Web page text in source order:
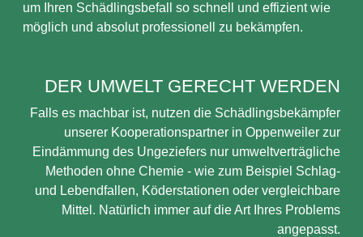
um Ihren Schädlingsbefall so schnell und effizient wie
möglich und absolut professionell zu bekämpfen.
DER UMWELT GERECHT WERDEN
Falls es machbar ist, nutzen die Schädlingsbekämpfer
unserer Kooperationspartner in Oppenweiler zur
Eindämmung des Ungeziefers nur umweltverträgliche
Methoden ohne Chemie - wie zum Beispiel Schlag-
und Lebendfallen, Köderstationen oder vergleichbare
Mittel. Natürlich immer auf die Art Ihres Problems
angepasst.